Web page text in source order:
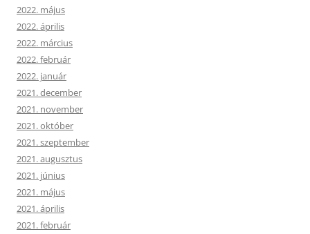
2022. május
2022. április
2022. március
2022. február
2022. január
2021. december
2021. november
2021. október
2021. szeptember
2021. augusztus
2021. június
2021. május
2021. április
2021. február